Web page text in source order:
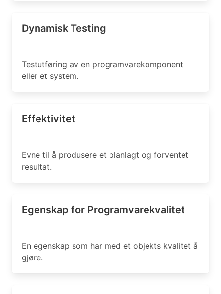
Dynamisk Testing
Testutføring av en programvarekomponent
eller et system.
Effektivitet
Evne til å produsere et planlagt og forventet
resultat.
Egenskap for Programvarekvalitet
En egenskap som har med et objekts kvalitet å
gjøre.